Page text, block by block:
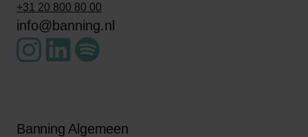
+31 20 800 80 00
info@banning.nl
Banning Algemeen